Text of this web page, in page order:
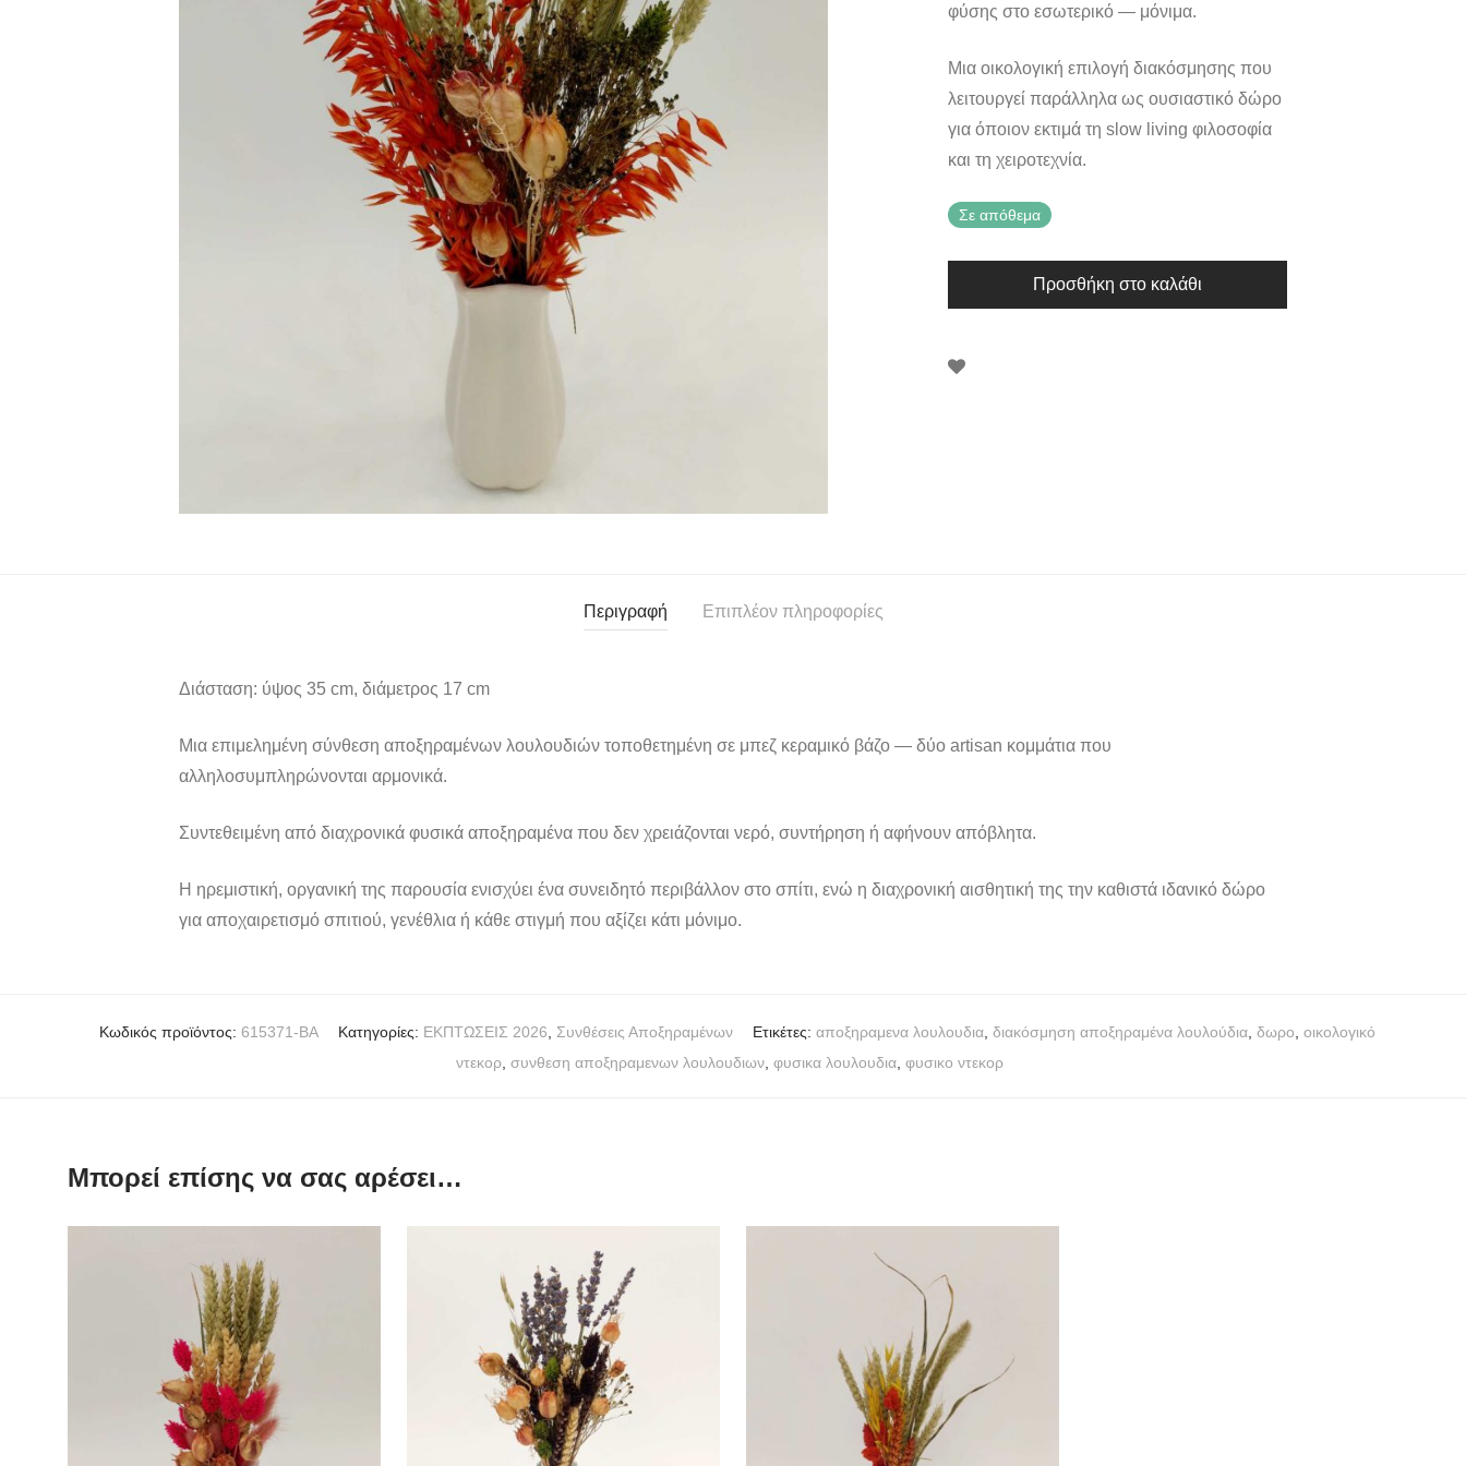
φύσης στο εσωτερικό — μόνιμα.
Μια οικολογική επιλογή διακόσμησης που
λειτουργεί παράλληλα ως ουσιαστικό δώρο
για όποιον εκτιμά τη slow living φιλοσοφία
και τη χειροτεχνία.
Σε απόθεμα
Προσθήκη στο καλάθι
Περιγραφή Επιπλέον πληροφορίες
Διάσταση: ύψος 35 cm, διάμετρος 17 cm
Μια επιμελημένη σύνθεση αποξηραμένων λουλουδιών τοποθετημένη σε μπεζ κεραμικό βάζο — δύο artisan κομμάτια που
αλληλοσυμπληρώνονται αρμονικά.
Συντεθειμένη από διαχρονικά φυσικά αποξηραμένα που δεν χρειάζονται νερό, συντήρηση ή αφήνουν απόβλητα.
Η ηρεμιστική, οργανική της παρουσία ενισχύει ένα συνειδητό περιβάλλον στο σπίτι, ενώ η διαχρονική αισθητική της την καθιστά ιδανικό δώρο
για αποχαιρετισμό σπιτιού, γενέθλια ή κάθε στιγμή που αξίζει κάτι μόνιμο.
Κωδικός προϊόντος: 615371-ΒA Κατηγορίες: ΕΚΠΤΩΣΕΙΣ 2026 Συνθέσεις Αποξηραμένων Ετικέτες: αποξηραμενα λουλουδια, διακόσμηση αποξηραμένα λουλούδια, δωρο οικολογικό
ντεκορ, συνθεση αποξηραμενων λουλουδιων, φυσικα λουλουδια, φυσικο ντεκορ
Μπορεί επίσης να σας αρέσει…